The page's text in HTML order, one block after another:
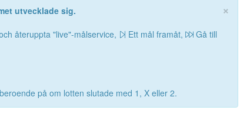
×
utvecklade sig.
återuppta "live"-målservice, Ett mål framåt,
Gå till
på om lotten slutade med 1, X eller 2.